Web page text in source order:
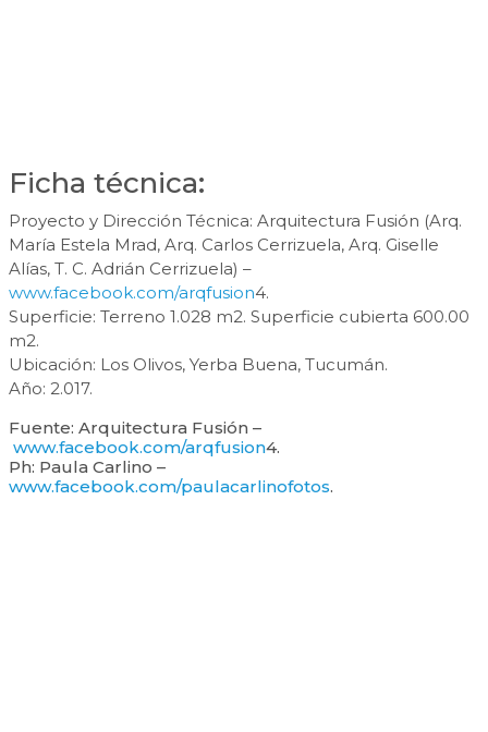
Ficha técnica:
Proyecto y Dirección Técnica: Arquitectura Fusión (Arq.
María Estela Mrad, Arq. Carlos Cerrizuela, Arq. Giselle
Alías, T. C. Adrián Cerrizuela) –
www.facebook.com/arqfusion4.
Superficie: Terreno 1.028 m2. Superficie cubierta 600.00
m2.
Ubicación: Los Olivos, Yerba Buena, Tucumán.
Año: 2.017.
Fuente: Arquitectura Fusión –
www.facebook.com/arqfusion4.
Ph: Paula Carlino –
www.facebook.com/paulacarlinofotos.